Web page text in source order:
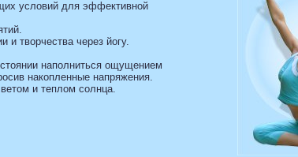
условий для эффективной
творчества через йогу.
наполниться ощущением
накопленные напряжения.
и теплом солнца.